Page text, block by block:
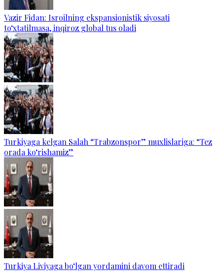
Vazir Fidan: Isroilning ekspansionistik siyosati
to‘xtatilmasa, inqiroz global tus oladi
Turkiyaga kelgan Salah “Trabzonspor” muxlislariga: “Tez
orada ko‘rishamiz”
Turkiya Liviyaga bo‘lgan yordamini davom ettiradi